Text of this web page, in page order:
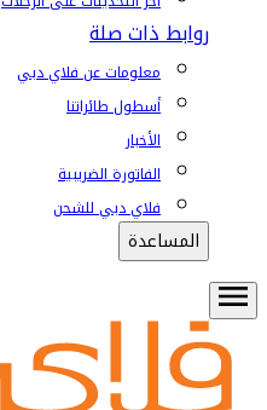
روابط ذات صلة
معلومات عن فلاي دبي
أسطول طائراتنا
الأخبار
الفاتورة الضريبية
فلاي دبي للشحن
المساعدة